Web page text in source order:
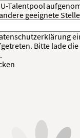
Talentpool
geeignete
Bitte lade